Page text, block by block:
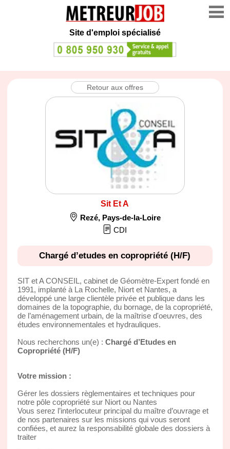
Site d'emploi spécialisé
Retour aux offres
Sit Et A
Rezé, Pays-de-la-Loire
CDI
Chargé d’etudes en copropriété (H/F)
SIT et A CONSEIL, cabinet de Géomètre-Expert fondé en
1991, implanté à La Rochelle, Niort et Nantes, a
développé une large clientèle privée et publique dans les
domaines de la topographie, du bornage, de la copropriété,
de l’aménagement urbain, de la maîtrise d'oeuvres, des
études environnementales et hydrauliques.
Nous recherchons un(e) : Chargé d’Etudes en
Copropriété (H/F)
Votre mission :
Gérer les dossiers règlementaires et techniques pour
notre pôle copropriété sur Niort ou Nantes
Vous serez l’interlocuteur principal du maître d’ouvrage et
de nos partenaires sur les missions qui vous seront
confiées, et aurez la responsabilité globale des dossiers à
traiter